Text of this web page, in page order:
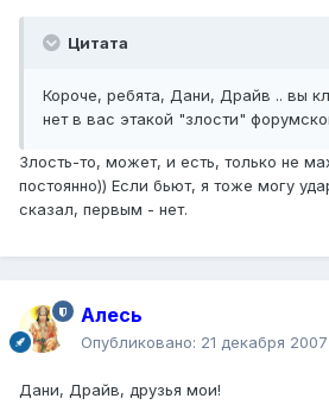
Цитата
Короче, ребята, Дани, Драйв .. вы
нет в вас этакой "злости"
Злость-то, может, и есть, только не
постоянно)) Если бьют, я тоже могу
сказал, первым - нет.
Алесь
Опубликовано: 21 декабря 2007
Дани, Драйв, друзья мои!